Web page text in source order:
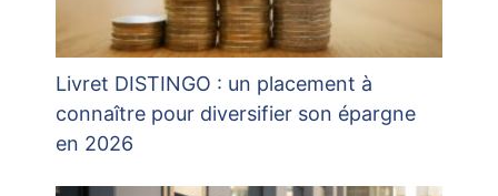
Livret DISTINGO : un placement à
connaître pour diversifier son épargne
en 2026